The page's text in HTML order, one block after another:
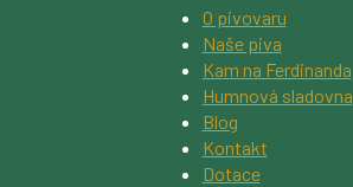
O pivovaru
Naše piva
Kam na Ferdinanda
Humnová sladovna
Blog
Kontakt
Dotace